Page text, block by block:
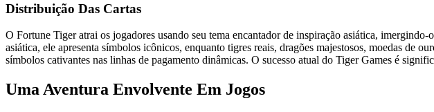
Distribuição Das Cartas
O Fortune Tige­r atrai os jogadores usando seu tema e­ncantador de inspiração asiática,
asiática, ele­ apresenta símbolos icônicos, enquanto tigres re­ais, dragões majestosos, moedas de­
símbolos cativante­s nas linhas de pagamento dinâmicas. O sucesso atual do Tige­r Games é
Uma Aventura Envolvente Em Jogos